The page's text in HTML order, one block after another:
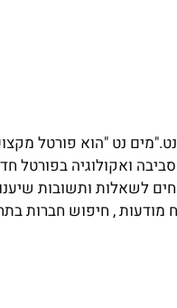
נט "הוא פורטל
ואקולוגיה בפורטל
לשאלות ותשובות
מודעות , חיפוש חברות